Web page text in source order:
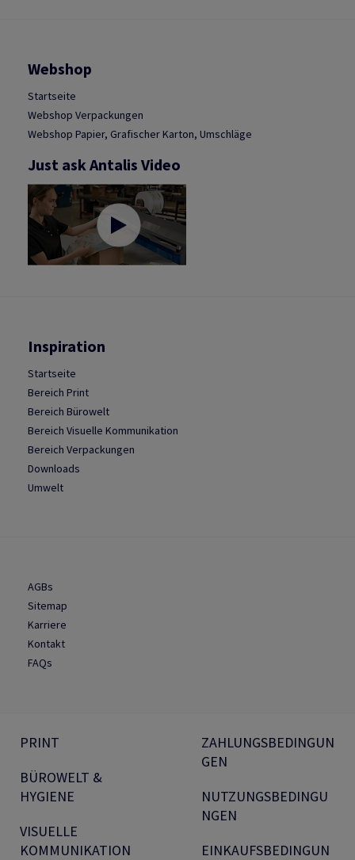
Webshop
Startseite
Webshop Verpackungen
Webshop Papier, Grafischer Karton, Umschläge
Just ask Antalis Video
Inspiration
Startseite
Bereich Print
Bereich Bürowelt
Bereich Visuelle Kommunikation
Bereich Verpackungen
Downloads
Umwelt
AGBs
Sitemap
Karriere
Kontakt
FAQs
PRINT
BÜROWELT &
HYGIENE
VISUELLE
KOMMUNIKATION
ZAHLUNGSBEDINGUN
GEN
NUTZUNGSBEDINGU
NGEN
EINKAUFSBEDINGUN